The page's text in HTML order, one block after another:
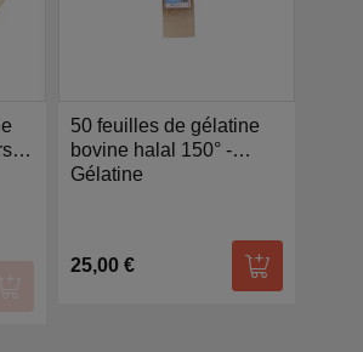
50 feuilles de gélatine
bovine halal 150° -
Trésors de Chefs
Gélatine
25,00 €
Ajouter au